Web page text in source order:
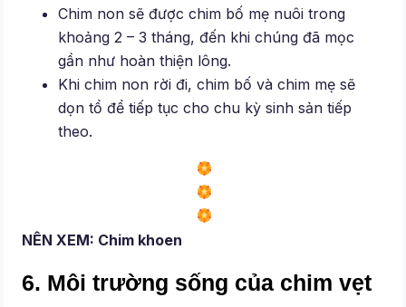
Chim non sẽ được chim bố mẹ nuôi trong
khoảng 2 – 3 tháng, đến khi chúng đã mọc
gần như hoàn thiện lông.
Khi chim non rời đi, chim bố và chim mẹ sẽ
dọn tổ để tiếp tục cho chu kỳ sinh sản tiếp
theo.
NÊN XEM: Chim khoen
6. Môi trường sống của chim vẹt